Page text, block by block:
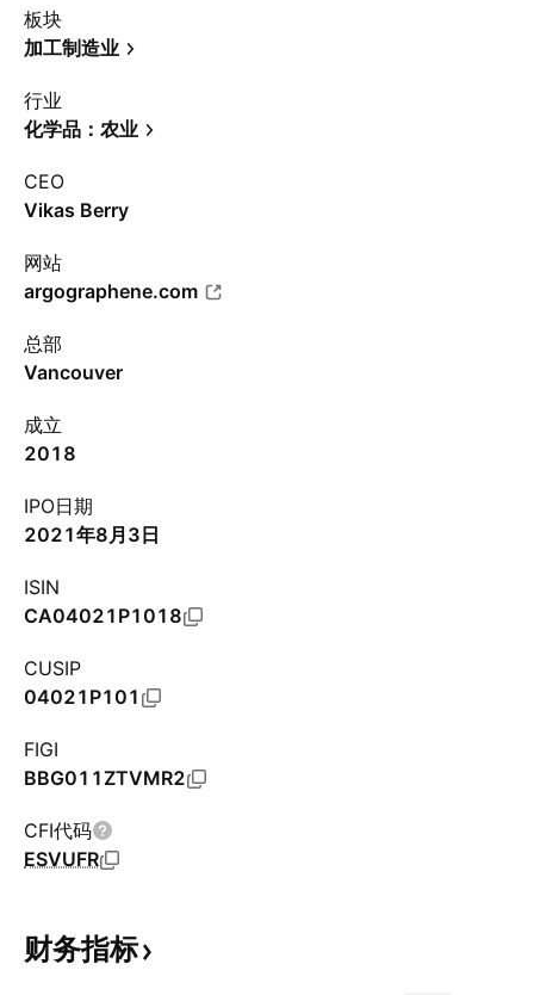
板块
加工制造业
行业
化学品：农业
CEO
Vikas Berry
网站
argographene.com
总部
Vancouver
成立
2018
IPO日期
2021年8月3日
ISIN
CA04021P1018
CUSIP
04021P101
FIGI
BBG011ZTVMR2
CFI代码
ESVUFR
财务指标